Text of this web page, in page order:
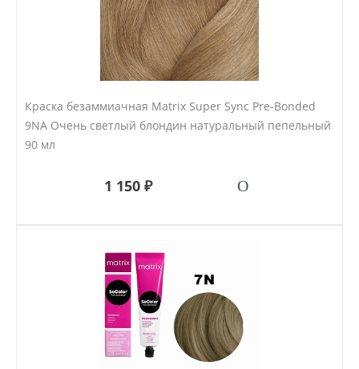
Краска безаммиачная Matrix Super Sync Pre-Bonded
9NA Очень светлый блондин натуральный пепельный
90 мл
1 150 ₽